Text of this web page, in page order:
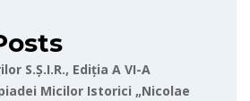
S.Ș.I.R., Ediția A VI-A
Micilor Istorici „Nicolae